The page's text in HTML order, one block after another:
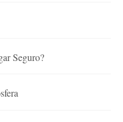
Seguro?